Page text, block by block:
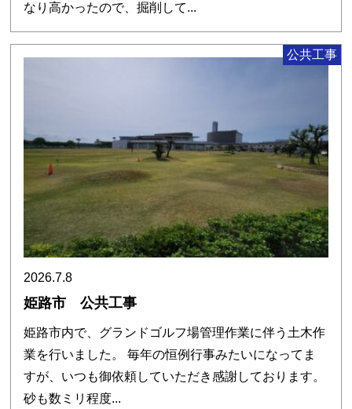
なり高かったので、掘削して...
公共工事
2026.7.8
姫路市 公共工事
姫路市内で、グランドゴルフ場管理作業に伴う土木作
業を行いました。 毎年の恒例行事みたいになってま
すが、いつも御依頼していただき感謝しております。
砂も数ミリ程度...